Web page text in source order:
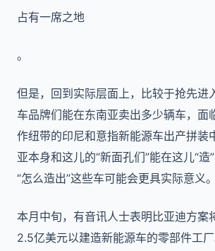
占有一席之地
。
但是，回到实际层面上，比较于抢先进
车品牌们能在东南亚卖出多少辆车，面
作纽带的印尼和意指新能源车出产拼装
亚本身和这儿的“新面孔们”能在这儿“造
“怎么造出”这些车可能会更具实际意义。
本月中旬，有音讯人士表明比亚迪方案
2.5亿美元以建造新能源车的零部件工厂